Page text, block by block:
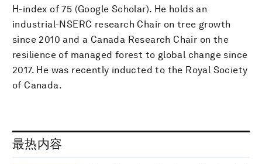
H-index of 75 (Google Scholar). He holds an
industrial-NSERC research Chair on tree growth
since 2010 and a Canada Research Chair on the
resilience of managed forest to global change since
2017. He was recently inducted to the Royal Society
of Canada.
最热内容